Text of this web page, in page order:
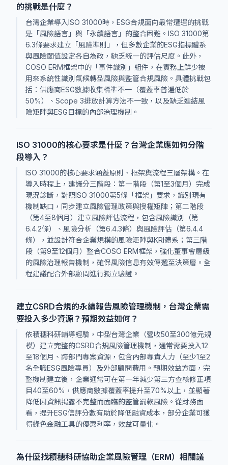
的挑戰是什麼？
台灣企業導入ISO 31000時，ESG合規面向最常遭遇的挑戰
是「風險語言」與「永續語言」的整合困難。ISO 31000第
6.3條要求建立「風險準則」，但多數企業的ESG指標體系
與風險閾值設定各自為政，缺乏統一的評估尺度。此外，
COSO ERM框架中的「事件識別」組件，在實務上鮮少被
用來系統性識別氣候轉型風險與監管合規風險。具體挑戰包
括：供應商ESG數據收集標準不一（覆蓋率普遍低於
50%）、Scope 3排放計算方法不一致，以及缺乏連結風
險矩陣與ESG目標的內部治理機制。
ISO 31000的核心要求是什麼？台灣企業應如何分階
段導入？
ISO 31000的核心要求涵蓋原則、框架與流程三層架構。在
導入時程上，建議分三階段：第一階段（第1至3個月）完成
現況診斷，對照ISO 31000第5條「框架」要求，識別現有
機制缺口，同步建立風險管理政策與授權矩陣；第二階段
（第4至8個月）建立風險評估流程，包含風險識別（第
6.4.2條）、風險分析（第6.4.3條）與風險評估（第6.4.4
條），並設計符合企業規模的風險矩陣與KRI體系；第三階
段（第9至12個月）整合COSO ERM框架，強化董事會層級
的風險治理報告機制，確保風險信息有效傳遞至決策層。全
程建議配合外部顧問進行獨立驗證。
建立CSRD合規的永續報告風險管理機制，台灣企業需
要投入多少資源？預期效益如何？
依積穗科研輔導經驗，中型台灣企業（營收50至300億元規
模）建立完整的CSRD合規風險管理機制，通常需要投入12
至18個月、跨部門專案資源，包含內部專責人力（至少1至2
名全職ESG風險專員）及外部顧問費用。預期效益方面，完
整機制建立後，企業通常可在第一年減少第三方查核修正項
目40至60%，供應商數據覆蓋率提升至70%以上，並顯著
降低因資訊揭露不完整而面臨的監管罰款風險。從財務面
看，提升ESG信評分數有助於降低融資成本，部分企業可獲
得綠色金融工具的優惠利率，效益可量化。
為什麼找積穗科研協助企業風險管理（ERM）相關議